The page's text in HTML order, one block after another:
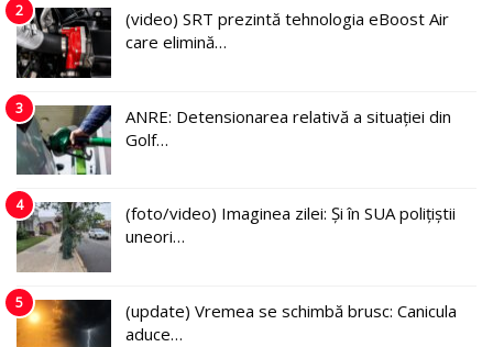
2
(video) SRT prezintă tehnologia eBoost Air
care elimină…
3
ANRE: Detensionarea relativă a situației din
Golf…
4
(foto/video) Imaginea zilei: Și în SUA polițiștii
uneori…
5
(update) Vremea se schimbă brusc: Canicula
aduce…